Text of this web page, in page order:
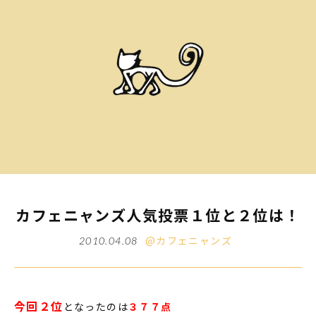
カフェニャンズ人気投票１位と２位は！
2010.04.08 @カフェニャンズ
今回２位 となったのは３７７点